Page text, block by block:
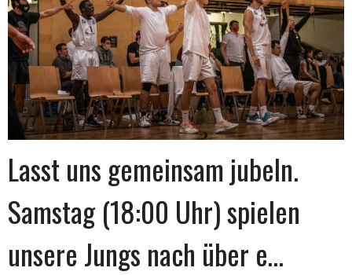
Lasst uns gemeinsam jubeln.
Samstag (18:00 Uhr) spielen
unsere Jungs nach über e…